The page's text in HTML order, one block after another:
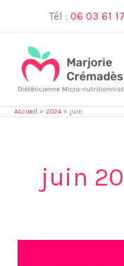
Tél : 06 03 61
Accueil 2024 juin
juin